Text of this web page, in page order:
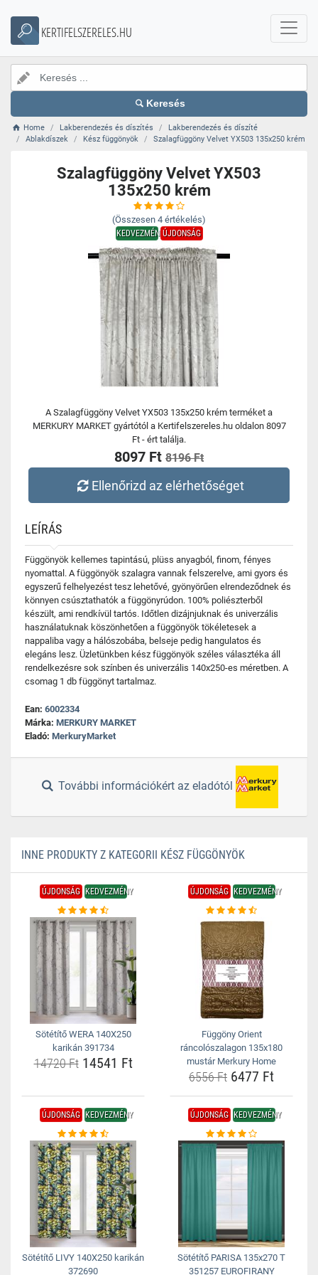
KERTIFELSZERELES.HU
Keresés
Home Lakberendezés és díszítés
Lakberendezés és díszíté
Ablakdíszek
Kész függönyök Szalagfüggöny Velvet YX503 135x250 krém
Szalagfüggöny Velvet YX503
135x250 krém
(Összesen 4 értékelés)
KEDVEZMÉNYÚJDONSÁG
A Szalagfüggöny Velvet YX503 135x250 krém terméket a
MERKURY MARKET gyártótól a Kertifelszereles.hu oldalon 8097
Ft - ért találja.
8097 Ft 8196 Ft
Ellenőrizd az elérhetőséget
LEÍRÁS
Függönyök kellemes tapintású, plüss anyagból, finom, fényes
nyomattal. A függönyök szalagra vannak felszerelve, ami gyors és
egyszerű felhelyezést tesz lehetővé, gyönyörűen elrendeződnek és
könnyen csúsztathatók a függönyrúdon. 100% poliészterből
készült, ami rendkívül tartós. Időtlen dizájnjuknak és univerzális
használatuknak köszönhetően a függönyök tökéletesek a
nappaliba vagy a hálószobába, belseje pedig hangulatos és
elegáns lesz. Üzletünkben kész függönyök széles választéka áll
rendelkezésre sok színben és univerzális 140x250-es méretben. A
csomag 1 db függönyt tartalmaz.
Ean: 6002334
Márka: MERKURY MARKET
Eladó: MerkuryMarket
További információkért az eladótól
INNE PRODUKTY Z KATEGORII KÉSZ FÜGGÖNYÖK
ÚJDONSÁG KEDVEZMÉNY
Sötétítő WERA 140X250
karikán 391734
14720 Ft14541 Ft
ÚJDONSÁG KEDVEZMÉNY
Függöny Orient
ráncolószalagon 135x180
mustár Merkury Home
6556 Ft 6477 Ft
ÚJDONSÁG KEDVEZMÉNY
Sötétítő LIVY 140X250 karikán
372690
ÚJDONSÁG KEDVEZMÉNY
Sötétítő PARISA 135x270 T
351257 EUROFIRANY